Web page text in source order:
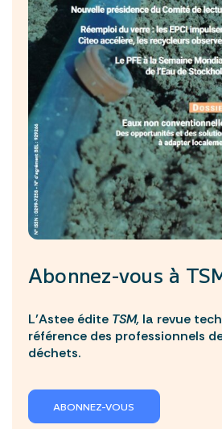
Abonnez-vous à
L’Astee édite TSM, la revue
référence des professionnels
déchets.
ABONNEZ-VOUS